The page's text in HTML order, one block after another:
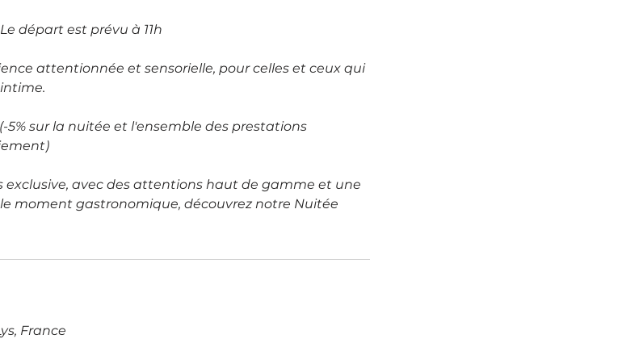
départ est prévu à 11h
attentionnée et sensorielle, pour celles et ceux qui
5% sur la nuitée et l'ensemble des prestations
exclusive, avec des attentions haut de gamme et une
moment gastronomique, découvrez notre Nuitée
France